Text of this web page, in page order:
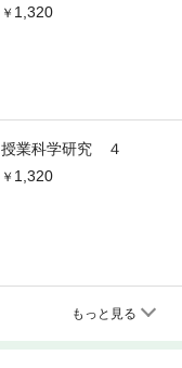
1,320
授業科学研究 ４
1,320
もっと見る